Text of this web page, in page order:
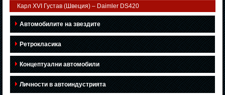
Карл XVI Густав (Швеция) – Daimler DS420
Автомобилите на звездите
Ретрокласика
Концептуални автомобили
Личности в автоиндустрията